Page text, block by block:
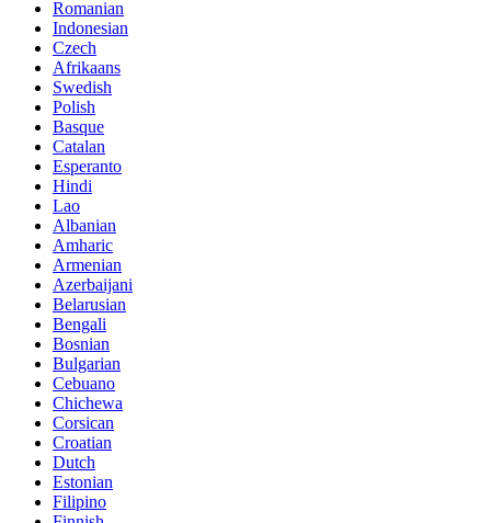
Romanian
Indonesian
Czech
Afrikaans
Swedish
Polish
Basque
Catalan
Esperanto
Hindi
Lao
Albanian
Amharic
Armenian
Azerbaijani
Belarusian
Bengali
Bosnian
Bulgarian
Cebuano
Chichewa
Corsican
Croatian
Dutch
Estonian
Filipino